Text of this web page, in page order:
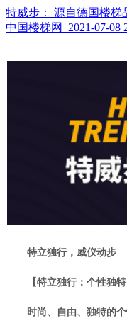
特威步： 源自德国楼梯
中国楼梯网 2021-07-08
特立独行，威仪动步
【特立独行：个性独
时尚、自由、独特的